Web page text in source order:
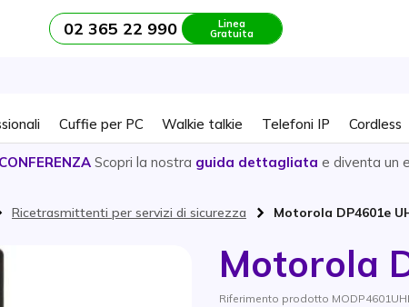
02 365 22 990 Linea
Gratuita
Cuffie per PC Walkie talkie Telefoni IP Cordless
Scopri la nostra guida dettagliata e diventa un
Ricetrasmittenti per servizi di sicurezza Motorola DP4601e
Motorola
Riferimento prodotto